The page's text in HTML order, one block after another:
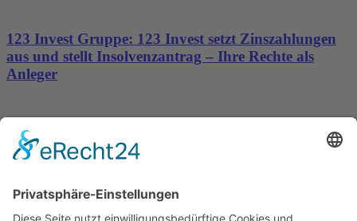
123 Invest Gruppe: 123 Invest setzt Zinszahlungen
aus und stellt Insolvenzantrag – Ihre Rechte als
Anleger
Dronus sichert sich 15 Millionen Dollar und treibt
den Aufbau autonomer Luftinfrastruktur voran
Wichtiges
Impressum